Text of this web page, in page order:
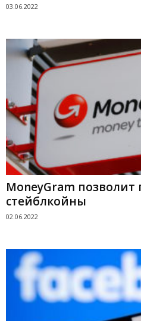
03.06.2022
MoneyGram позволит
стейблкойны
02.06.2022